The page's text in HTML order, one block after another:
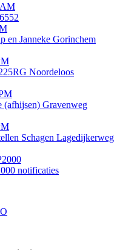
AM
en Janneke Gorinchem
Noordeloos
(afhijsen) Gravenweg
Schagen Lagedijkerweg
notificaties